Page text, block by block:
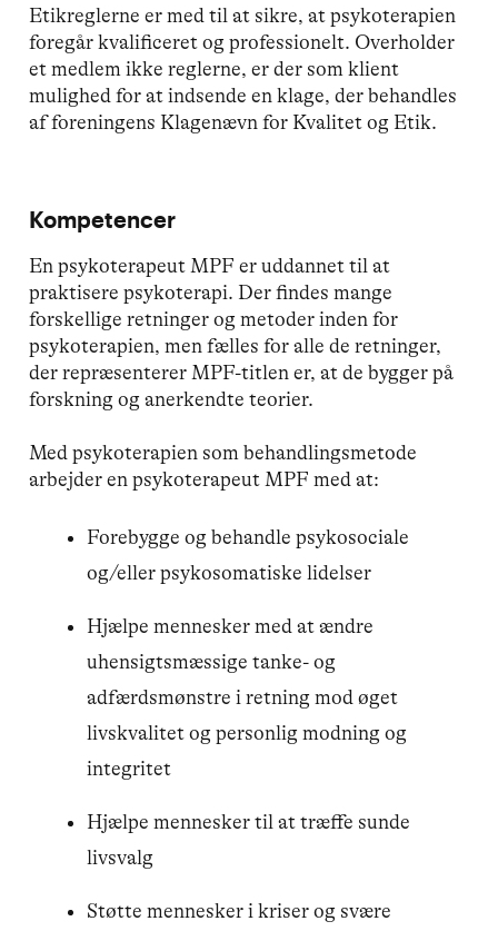
Etikreglerne er med til at sikre, at psykoterapien
foregår kvalificeret og professionelt. Overholder
et medlem ikke reglerne, er der som klient
mulighed for at indsende en klage, der behandles
af foreningens Klagenævn for Kvalitet og Etik.
Kompetencer
En psykoterapeut MPF er uddannet til at
praktisere psykoterapi. Der findes mange
forskellige retninger og metoder inden for
psykoterapien, men fælles for alle de retninger,
der repræsenterer MPF-titlen er, at de bygger på
forskning og anerkendte teorier.
Med psykoterapien som behandlingsmetode
arbejder en psykoterapeut MPF med at:
Forebygge og behandle psykosociale
og/eller psykosomatiske lidelser
Hjælpe mennesker med at ændre
uhensigtsmæssige tanke- og
adfærdsmønstre i retning mod øget
livskvalitet og personlig modning og
integritet
Hjælpe mennesker til at træffe sunde
livsvalg
Støtte mennesker i kriser og svære